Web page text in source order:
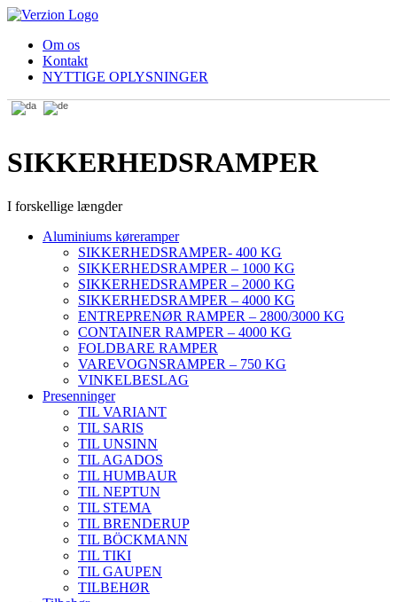
Om os
Kontakt
NYTTIGE OPLYSNINGER
SIKKERHEDSRAMPER
I forskellige længder
Aluminiums køreramper
SIKKERHEDSRAMPER- 400 KG
SIKKERHEDSRAMPER – 1000 KG
SIKKERHEDSRAMPER – 2000 KG
SIKKERHEDSRAMPER – 4000 KG
ENTREPRENØR RAMPER – 2800/3000 KG
CONTAINER RAMPER – 4000 KG
FOLDBARE RAMPER
VAREVOGNSRAMPER – 750 KG
VINKELBESLAG
Presenninger
TIL VARIANT
TIL SARIS
TIL UNSINN
TIL AGADOS
TIL HUMBAUR
TIL NEPTUN
TIL STEMA
TIL BRENDERUP
TIL BÖCKMANN
TIL TIKI
TIL GAUPEN
TILBEHØR